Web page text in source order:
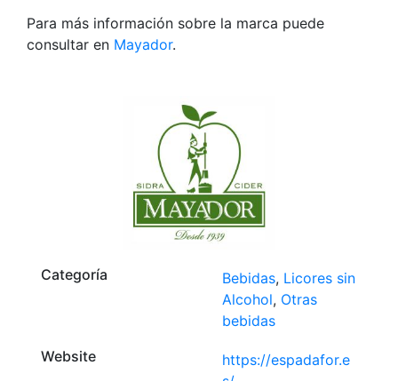
Para más información sobre la marca puede
consultar en Mayador.
Categoría Bebidas, Licores sin
Alcohol, Otras
bebidas
Website
https://espadafor.e